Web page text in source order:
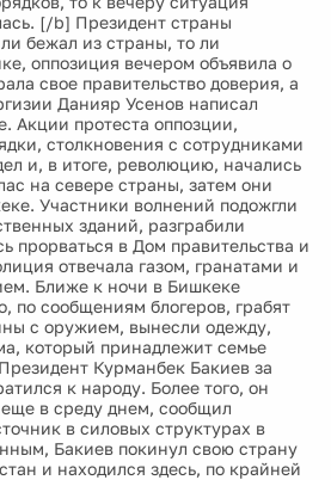
[/b] Президент страны
бежал из страны, то ли
оппозиция вечером объявила о
свое правительство доверия, а
Данияр Усенов написал
Акции протеста оппозции,
столкновения с сотрудниками
и, в итоге, революцию, начались
на севере страны, затем они
Участники волнений подожгли
зданий, разграбили
прорваться в Дом правительства и
отвечала газом, гранатами и
Ближе к ночи в Бишкеке
по сообщениям блогеров, грабят
с оружием, вынесли одежду,
который принадлежит семье
Курманбек Бакиев за
к народу. Более того, он
в среду днем, сообщил
в силовых структурах в
Бакиев покинул свою страну
и находился здесь, по крайней